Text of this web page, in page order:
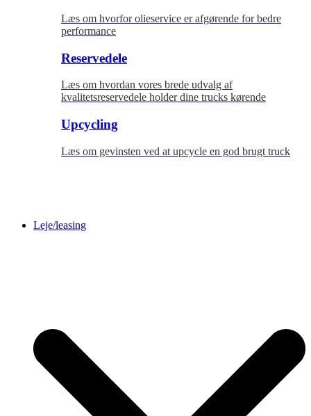
Læs om hvorfor olieservice er afgørende for bedre
performance
Reservedele
Læs om hvordan vores brede udvalg af
kvalitetsreservedele holder dine trucks kørende
Upcycling
Læs om gevinsten ved at upcycle en god brugt truck
Leje/leasing